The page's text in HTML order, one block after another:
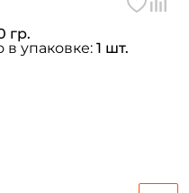
гр.
в упаковке: 1 шт.